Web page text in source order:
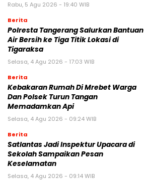
Rabu, 5 Agu 2026 - 19:40 WIB
Berita
Polresta Tangerang Salurkan Bantuan
Air Bersih ke Tiga Titik Lokasi di
Tigaraksa
Selasa, 4 Agu 2026 - 17:03 WIB
Berita
Kebakaran Rumah Di Mrebet Warga
Dan Polsek Turun Tangan
Memadamkan Api
Selasa, 4 Agu 2026 - 09:24 WIB
Berita
Satlantas Jadi Inspektur Upacara di
Sekolah Sampaikan Pesan
Keselamatan
Selasa, 4 Agu 2026 - 09:14 WIB